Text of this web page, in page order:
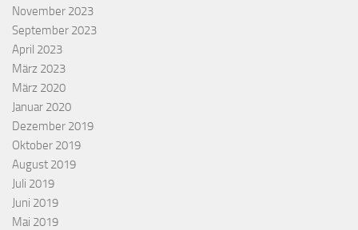
November 2023
September 2023
April 2023
März 2023
März 2020
Januar 2020
Dezember 2019
Oktober 2019
August 2019
Juli 2019
Juni 2019
Mai 2019